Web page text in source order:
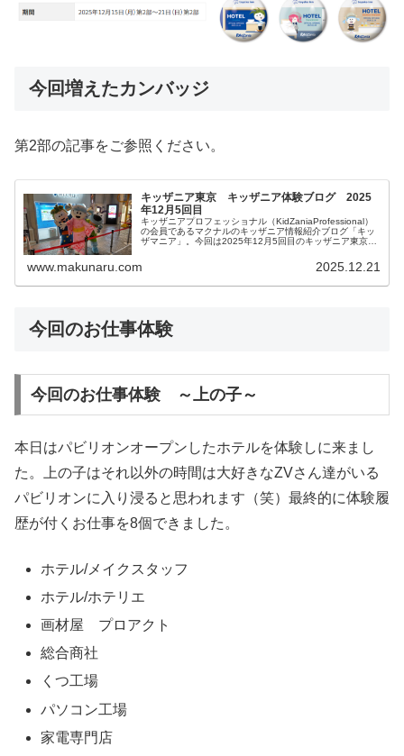
今回増えたカンバッジ
第2部の記事をご参照ください。
キッザニア東京 キッザニア体験ブログ 2025
年12月5回目
キッザニアプロフェッショナル（KidZaniaProfessional）
の会員であるマクナルのキッザニア情報紹介ブログ「キッ
ザマニア」。今回は2025年12月5回目のキッザニア東京体
www.makunaru.com 2025.12.21
今回のお仕事体験
今回のお仕事体験 ～上の子～
本日はパビリオンオープンしたホテルを体験しに来まし
た。上の子はそれ以外の時間は大好きなZVさん達がいる
パビリオンに入り浸ると思われます（笑）最終的に体験履
歴が付くお仕事を8個できました。
ホテル/メイクスタッフ
ホテル/ホテリエ
画材屋 プロアクト
総合商社
くつ工場
パソコン工場
家電専門店